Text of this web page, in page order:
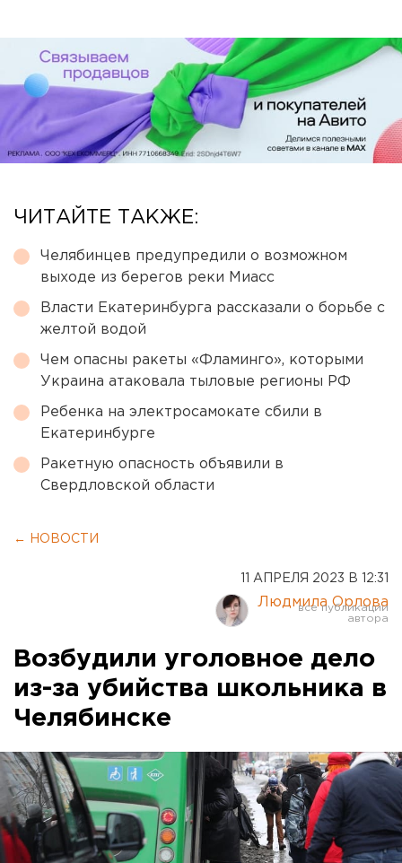
ЧИТАЙТЕ ТАКЖЕ:
Челябинцев предупредили о возможном
выходе из берегов реки Миасс
Власти Екатеринбурга рассказали о борьбе с
желтой водой
Чем опасны ракеты «Фламинго», которыми
Украина атаковала тыловые регионы РФ
Ребенка на электросамокате сбили в
Екатеринбурге
Ракетную опасность объявили в
Свердловской области
← НОВОСТИ
11 АПРЕЛЯ 2023 В 12:31
Людмила Орлова
Возбудили уголовное дело
из-за убийства школьника в
Челябинске